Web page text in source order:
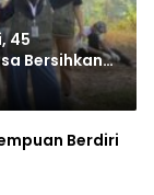
45
Bersihkan
Berdiri